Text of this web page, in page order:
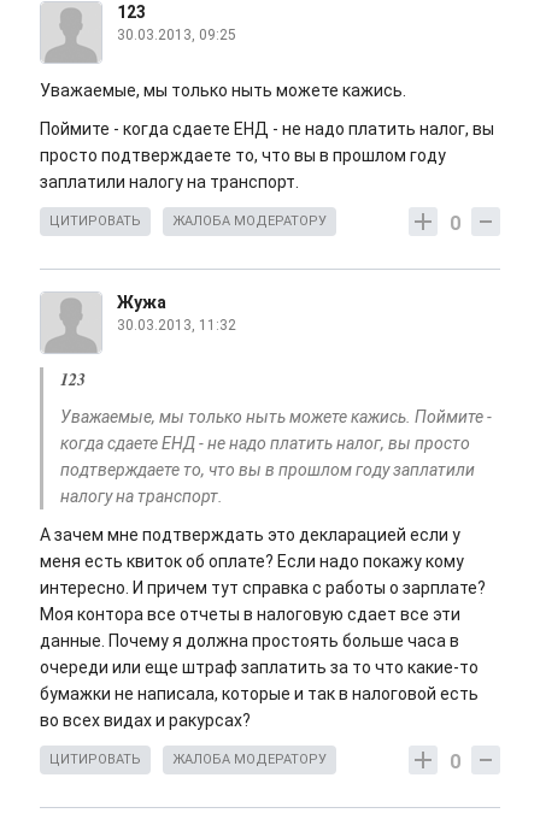
123
30.03.2013, 09:25
Уважаемые, мы только ныть можете кажись.
Поймите - когда сдаете ЕНД - не надо платить налог, вы
просто подтверждаете то, что вы в прошлом году
заплатили налогу на транспорт.
0
ЦИТИРОВАТЬ ЖАЛОБА МОДЕРАТОРУ
Жужа
30.03.2013, 11:32
123
Уважаемые, мы только ныть можете кажись. Поймите -
когда сдаете ЕНД - не надо платить налог, вы просто
подтверждаете то, что вы в прошлом году заплатили
налогу на транспорт.
А зачем мне подтверждать это декларацией если у
меня есть квиток об оплате? Если надо покажу кому
интересно. И причем тут справка с работы о зарплате?
Моя контора все отчеты в налоговую сдает все эти
данные. Почему я должна простоять больше часа в
очереди или еще штраф заплатить за то что какие-то
бумажки не написала, которые и так в налоговой есть
во всех видах и ракурсах?
0
ЦИТИРОВАТЬ ЖАЛОБА МОДЕРАТОРУ